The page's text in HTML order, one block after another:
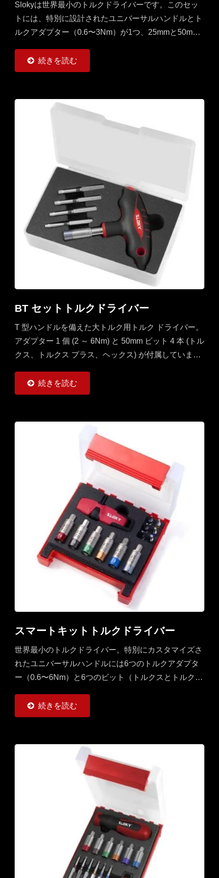
Slokyは世界最小のトルクドライバーです。このセッ
トには、特別に設計されたユニバーサルハンドルとト
ルクアダプター（0.6〜3Nm）が1つ、25mmと50mm
クス）が含まれています。これは、現場作業で必要な
革新的な単一セットです。CNC切削工具（加工、旋
およびTORX...
続きを読む
BT セットトルクドライバー
T 型ハンドルを備えた大トルク用トルク ドライバー。
アダプター 1 個 (2 ～ 6Nm) と 50mm ビット 4 本 (トル
クス、トルクス プラス、ヘックス) が付属していま
ニング、旋削、フライス加工のCNC切削工具に使いや
すい。...
続きを読む
スマートキットトルクドライバー
世界最小のトルクドライバー。特別にカスタマイズさ
れたユニバーサルハンドルには6つのトルクアダプタ
ー（0.6〜6Nm）と6つのビット（トルクスとトルクス
ーが持つためのマルチセットです。CNC切削工具の加
工、旋削、フライス加工に対応しています。
続きを読む